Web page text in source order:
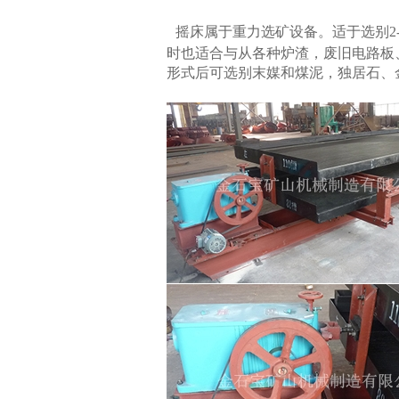
摇床属于重力选矿设备。适于选别
时也适合与从各种炉渣，废旧电路
形式后可选别末媒和煤泥，独居石